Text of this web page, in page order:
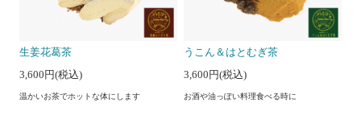
生姜花葛茶
3,600円(税込)
温かいお茶でホットな体にします
うこん＆はとむぎ茶
3,600円(税込)
お酒や油っぽい料理食べる時に